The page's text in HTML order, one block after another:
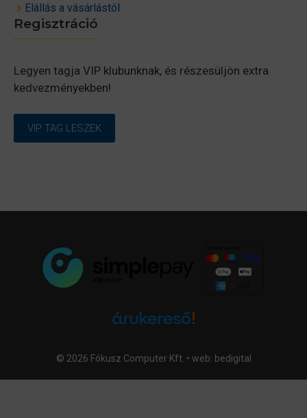
Elállás a vásárlástól
Regisztráció
Legyen tagja VIP klubunknak, és részesüljön extra
kedvezményekben!
VIP TAG LESZEK
© 2026 Fókusz Computer Kft. • web: bedigital